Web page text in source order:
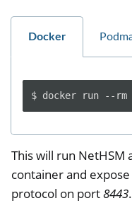
Docker
$ docker run --rm
This will run NetHSM
container and expose
protocol on port8443.